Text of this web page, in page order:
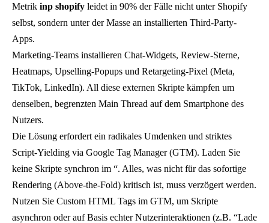
Metrik inp shopify leidet in 90% der Fälle nicht unter Shopify
selbst, sondern unter der Masse an installierten Third-Party-
Apps.
Marketing-Teams installieren Chat-Widgets, Review-Sterne,
Heatmaps, Upselling-Popups und Retargeting-Pixel (Meta,
TikTok, LinkedIn). All diese externen Skripte kämpfen um
denselben, begrenzten Main Thread auf dem Smartphone des
Nutzers.
Die Lösung erfordert ein radikales Umdenken und striktes
Script-Yielding via Google Tag Manager (GTM). Laden Sie
keine Skripte synchron im “. Alles, was nicht für das sofortige
Rendering (Above-the-Fold) kritisch ist, muss verzögert werden.
Nutzen Sie Custom HTML Tags im GTM, um Skripte
asynchron oder auf Basis echter Nutzerinteraktionen (z.B. “Lade